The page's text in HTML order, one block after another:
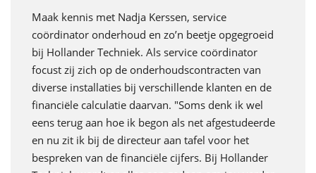
Maak kennis met Nadja Kerssen, service
coördinator onderhoud en zo’n beetje opgegroeid
bij Hollander Techniek. Als service coördinator
focust zij zich op de onderhoudscontracten van
diverse installaties bij verschillende klanten en de
financiële calculatie daarvan. "Soms denk ik wel
eens terug aan hoe ik begon als net afgestudeerde
en nu zit ik bij de directeur aan tafel voor het
bespreken van de financiële cijfers. Bij Hollander